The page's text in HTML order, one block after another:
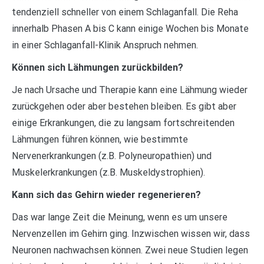
tendenziell schneller von einem Schlaganfall. Die Reha
innerhalb Phasen A bis C kann einige Wochen bis Monate
in einer Schlaganfall-Klinik Anspruch nehmen.
Können sich Lähmungen zurückbilden?
Je nach Ursache und Therapie kann eine Lähmung wieder
zurückgehen oder aber bestehen bleiben. Es gibt aber
einige Erkrankungen, die zu langsam fortschreitenden
Lähmungen führen können, wie bestimmte
Nervenerkrankungen (z.B. Polyneuropathien) und
Muskelerkrankungen (z.B. Muskeldystrophien).
Kann sich das Gehirn wieder regenerieren?
Das war lange Zeit die Meinung, wenn es um unsere
Nervenzellen im Gehirn ging. Inzwischen wissen wir, dass
Neuronen nachwachsen können. Zwei neue Studien legen